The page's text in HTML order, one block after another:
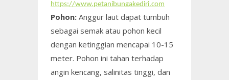
https://www.petanibungakediri.com
Pohon: Anggur laut dapat tumbuh
sebagai semak atau pohon kecil
dengan ketinggian mencapai 10-15
meter. Pohon ini tahan terhadap
angin kencang, salinitas tinggi, dan